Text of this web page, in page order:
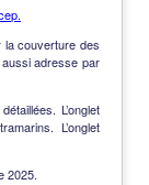
couverture des
adresse par
L’onglet
L’onglet
2025.